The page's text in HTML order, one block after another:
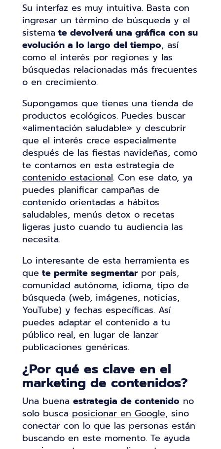
Su interfaz es muy intuitiva. Basta con
ingresar un término de búsqueda y el
sistemate devolverá una gráfica con su
evolución a lo largo del tiempo, así
como el interés por regiones y las
búsquedas relacionadas más frecuentes
o en crecimiento.
Supongamos que tienes una tienda de
productos ecológicos. Puedes buscar
«alimentación saludable» y descubrir
que el interés crece especialmente
después de las fiestas navideñas, como
te contamos en esta estrategia de
contenido estacional. Con ese dato, ya
puedes planificar campañas de
contenido orientadas a hábitos
saludables, menús detox o recetas
ligeras justo cuando tu audiencia las
necesita.
Lo interesante de esta herramienta es
quete permite segmentarpor país,
comunidad autónoma, idioma, tipo de
búsqueda (web, imágenes, noticias,
YouTube) y fechas específicas. Así
puedes adaptar el contenido a tu
público real, en lugar de lanzar
publicaciones genéricas.
¿Por qué es clave en el
marketing de contenidos?
Una buena estrategia de contenido no
solo busca posicionar en Google, sino
conectar con lo que las personas están
buscando en este momento. Te ayuda